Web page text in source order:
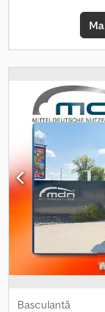
EURO 6d *
Stare foarte bună *
TVA deductibilă!!! *
cu 4,99%. Ne
de a vinde
descrieri generale
asumă
datelor. Dotările
informațiile din
obligație. Livrarea
de lucru: de luni
orele 9:00 și 14:00 și
Basculantă